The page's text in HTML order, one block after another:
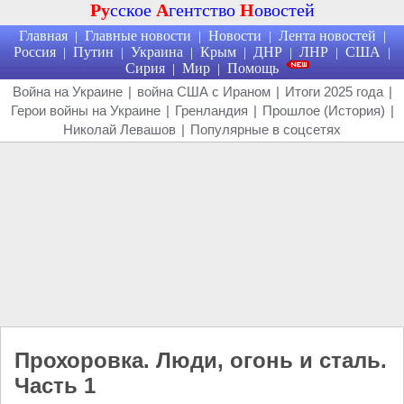
Русское Агентство Новостей
Главная | Главные новости | Новости | Лента новостей |
Россия | Путин | Украина | Крым | ДНР | ЛНР | США |
Сирия | Мир | Помощь
Война на Украине | война США с Ираном | Итоги 2025 года |
Герои войны на Украине | Гренландия | Прошлое (История) |
Николай Левашов | Популярные в соцсетях
Прохоровка. Люди, огонь и сталь.
Часть 1